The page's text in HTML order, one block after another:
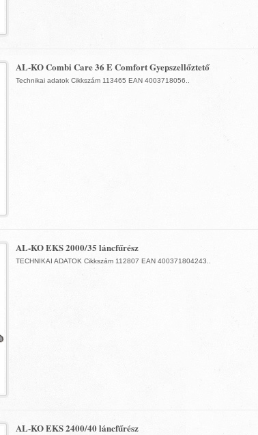
AL-KO Combi Care 36 E Comfort Gyepszellőztető
Technikai adatok Cikkszám 113465 EAN 4003718056..
AL-KO EKS 2000/35 láncfűrész
TECHNIKAI ADATOK Cikkszám 112807 EAN 400371804243..
AL-KO EKS 2400/40 láncfűrész